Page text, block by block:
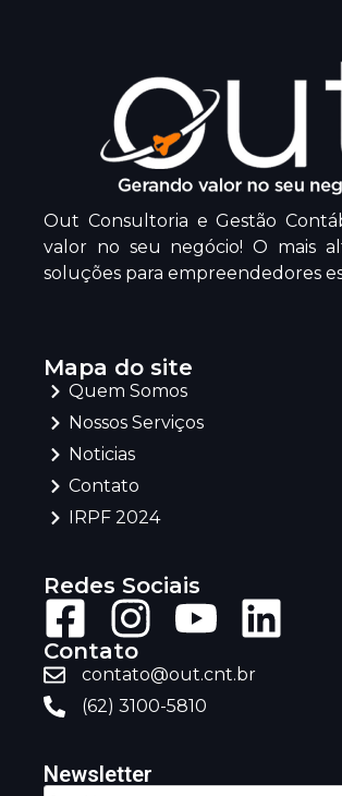
Out Consultoria e Gestão
valor no seu negócio! O mais
soluções para empreendedores
Mapa do site
Quem Somos
Nossos Serviços
Noticias
Contato
IRPF 2024
Redes Sociais
Contato
contato@out.cnt.br
(62) 3100-5810
Newsletter